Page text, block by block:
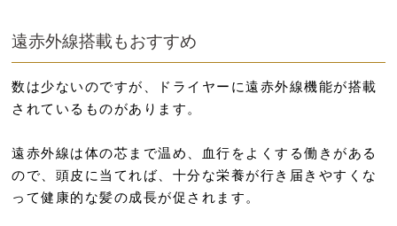
遠赤外線搭載もおすすめ
数は少ないのですが、ドライヤーに遠赤外線機能が搭載
されているものがあります。
遠赤外線は体の芯まで温め、血行をよくする働きがある
ので、頭皮に当てれば、十分な栄養が行き届きやすくな
って健康的な髪の成長が促されます。